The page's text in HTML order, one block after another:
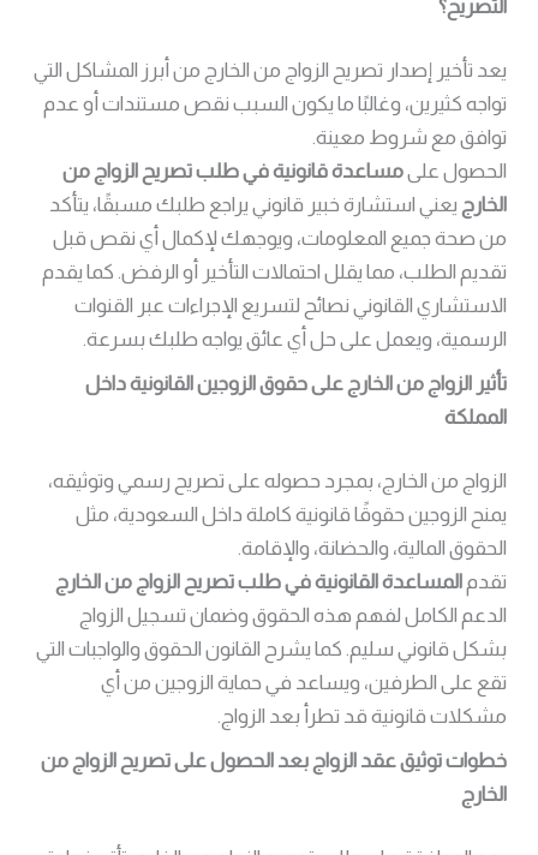
التصريح؟
يعد تأخير إصدار تصريح الزواج من الخارج من أبرز المشاكل التي
تواجه كثيرين، وغالبًا ما يكون السبب نقص مستندات أو عدم
توافق مع شروط معينة.
الحصول علىمساعدة قانونية في طلب تصريح الزواج من
الخارج يعني استشارة خبير قانوني يراجع طلبك مسبقًا، يتأكد
من صحة جميع المعلومات، ويوجهك لإكمال أي نقص قبل
تقديم الطلب، مما يقلل احتمالات التأخير أو الرفض. كما يقدم
الاستشاري القانوني نصائح لتسريع الإجراءات عبر القنوات
الرسمية، ويعمل على حل أي عائق يواجه طلبك بسرعة.
تأثير الزواج من الخارج على حقوق الزوجين القانونية داخل
المملكة
الزواج من الخارج، بمجرد حصوله على تصريح رسمي وتوثيقه،
يمنح الزوجين حقوقًا قانونية كاملة داخل السعودية، مثل
الحقوق المالية، والحضانة، والإقامة.
تقدمالمساعدة القانونية في طلب تصريح الزواج من الخارج
الدعم الكامل لفهم هذه الحقوق وضمان تسجيل الزواج
بشكل قانوني سليم. كما يشرح القانون الحقوق والواجبات التي
تقع على الطرفين، ويساعد في حماية الزوجين من أي
مشكلات قانونية قد تطرأ بعد الزواج.
خطوات توثيق عقد الزواج بعد الحصول على تصريح الزواج من
الخارج